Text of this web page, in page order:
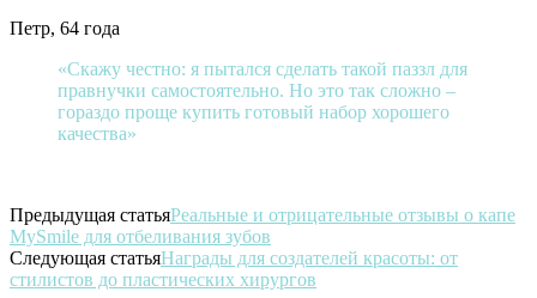
Петр, 64 года
«Скажу честно: я пытался сделать такой паззл для
правнучки самостоятельно. Но это так сложно –
гораздо проще купить готовый набор хорошего
качества»
Предыдущая статьяРеальные и отрицательные отзывы о капе
MySmile для отбеливания зубов
Следующая статьяНаграды для создателей красоты: от
стилистов до пластических хирургов